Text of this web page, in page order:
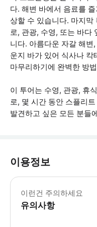
다. 해변 바에서 음료를
상할 수 있습니다. 마지막
로, 관광, 수영, 또는 바다
니다. 아름다운 자갈 해
운지 바가 있어 식사나
마무리하기에 완벽한 방
이 투어는 수영, 관광, 휴
로, 몇 시간 동안 스플리
발견하고 싶은 모든 분들
이용정보
이런건 주의하세요
유의사항